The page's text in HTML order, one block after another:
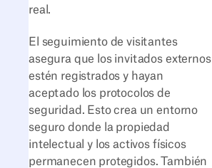
real.
El seguimiento de visitantes
asegura que los invitados externos
estén registrados y hayan
aceptado los protocolos de
seguridad. Esto crea un entorno
seguro donde la propiedad
intelectual y los activos físicos
permanecen protegidos. También